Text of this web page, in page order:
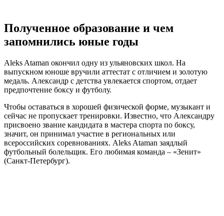
Полученное образование и чем
запомнились юные годы
Aleks Ataman окончил одну из ульяновских школ. На
выпускном юноше вручили аттестат с отличием и золотую
медаль. Александр с детства увлекается спортом, отдает
предпочтение боксу и футболу.
Чтобы оставаться в хорошей физической форме, музыкант и
сейчас не пропускает тренировки. Известно, что Александру
присвоено звание кандидата в мастера спорта по боксу,
значит, он принимал участие в региональных или
всероссийских соревнованиях. Aleks Ataman заядлый
футбольный болельщик. Его любимая команда – «Зенит»
(Санкт-Петербург).